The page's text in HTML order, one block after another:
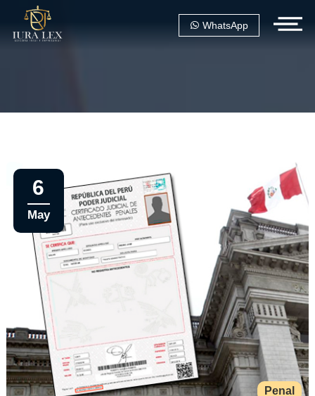
WhatsApp
Penal
6
May